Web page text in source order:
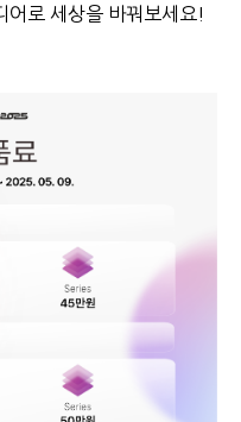
로 세상을 바꿔보세요!